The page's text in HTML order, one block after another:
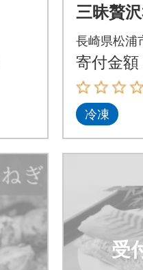
三昧贅
ト
長崎県松浦
寄付金額
冷凍
受